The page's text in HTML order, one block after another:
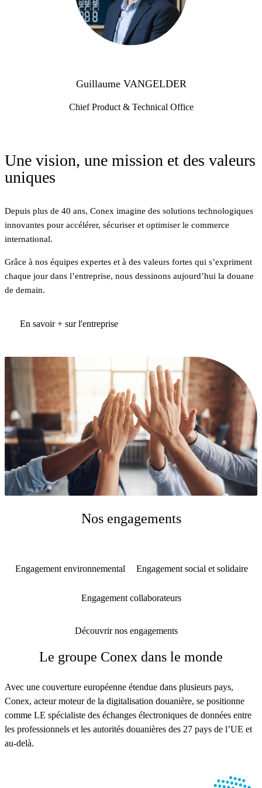
Guillaume VANGELDER
Chief Product & Technical Office
Une vision, une mission et des valeurs
uniques
Depuis plus de 40 ans, Conex imagine des solutions technologiques
innovantes pour accélérer, sécuriser et optimiser le commerce
international.
Grâce à nos équipes expertes et à des valeurs fortes qui s’expriment
chaque jour dans l’entreprise, nous dessinons aujourd’hui la douane
de demain.
En savoir + sur l'entreprise
Nos engagements
Engagement environnemental Engagement social et solidaire
Engagement collaborateurs
Découvrir nos engagements
Le groupe Conex dans le monde
Avec une couverture européenne étendue dans plusieurs pays,
Conex, acteur moteur de la digitalisation douanière, se positionne
comme LE spécialiste des échanges électroniques de données entre
les professionnels et les autorités douanières des 27 pays de l’UE et
au-delà.